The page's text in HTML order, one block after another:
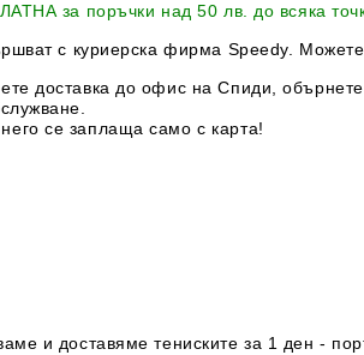
за поръчки над 50 лв. до всяка
с куриерска фирма Speedy. М
доставка до офис на Спиди,
се заплаща само с карта!
и доставяме тениските за 1 ден -